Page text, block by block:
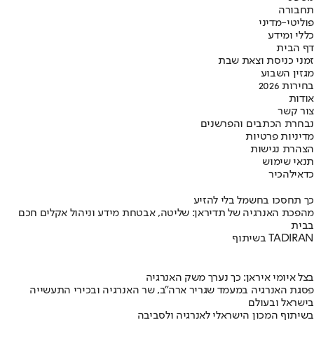
תחבורה
פוליטי-מדיני
כללי ומידע
דף הבית
זמני כניסת וצאת שבת
מגזין השבוע
בחירות 2026
אודות
צור קשר
נבחרת הכתבים והפרשנים
מדיניות פרטיות
הצהרת נגישות
תנאי שימוש
כדאילהכיר
כך תחסכו בחשמל בלי להזיע
מהפכת האנרגיה של תדיראן: שליטה, אבטחת מידע וניהול אקלים חכם
בבית
בשיתוף TADIRAN
בצל איומי איראן: כך נערך משק האנרגיה
פסגת האנרגיה במעמד שגריר ארה"ב, שר האנרגיה ובכירי התעשייה
בישראל ובעולם
בשיתוף המכון הישראלי לאנרגיה ולסביבה